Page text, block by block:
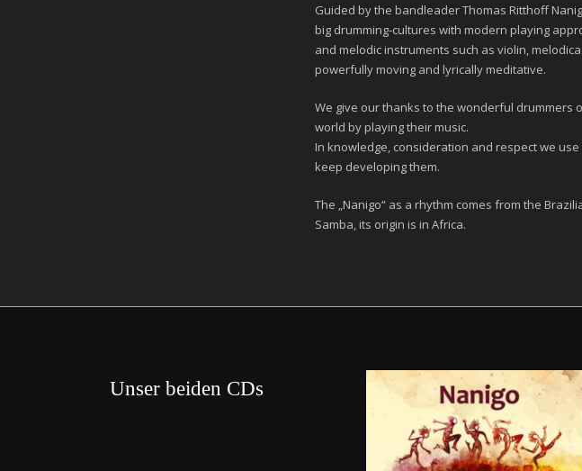
Guided by the bandleader Thomas Ritthoff
big drumming-cultures with modern playing
and melodic instruments such as violin,
powerfully moving and lyrically meditative.
We give our thanks to the wonderful
world by playing their music.
In knowledge, consideration and respect we
keep developing them.
The „Nanigo“ as a rhythm comes from the
Samba, its origin is in Africa.
Unser beiden CDs